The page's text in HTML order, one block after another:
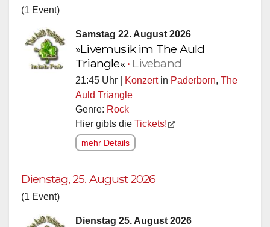
(1 Event)
Samstag 22. August 2026
»Livemusik im The Auld
Triangle«• Liveband
21:45 Uhr | Konzertin Paderborn, The
Auld Triangle
Genre: Rock
Hier gibts die Tickets!
mehr Details
Dienstag, 25. August 2026
(1 Event)
Dienstag 25. August 2026